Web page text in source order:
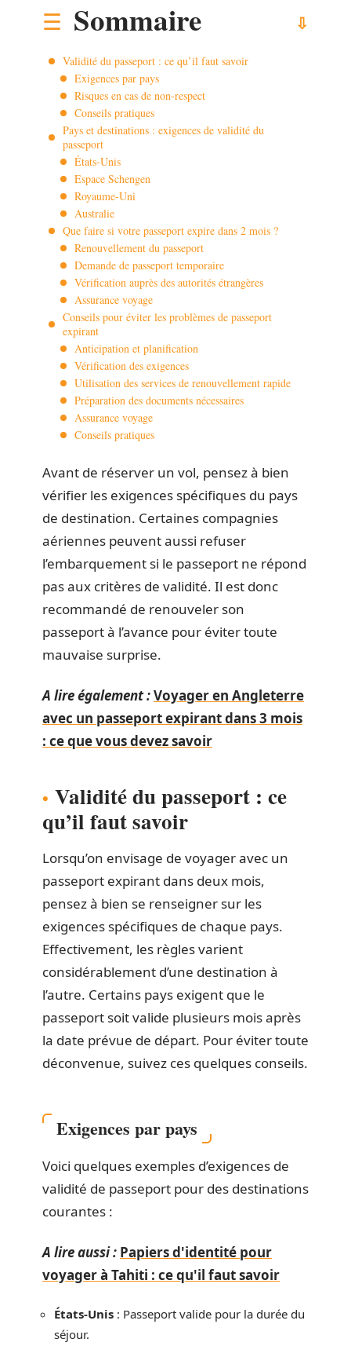
Sommaire
Validité du passeport : ce qu’il faut savoir
Exigences par pays
Risques en cas de non-respect
Conseils pratiques
Pays et destinations : exigences de validité du
passeport
États-Unis
Espace Schengen
Royaume-Uni
Australie
Que faire si votre passeport expire dans 2 mois ?
Renouvellement du passeport
Demande de passeport temporaire
Vérification auprès des autorités étrangères
Assurance voyage
Conseils pour éviter les problèmes de passeport
expirant
Anticipation et planification
Vérification des exigences
Utilisation des services de renouvellement rapide
Préparation des documents nécessaires
Assurance voyage
Conseils pratiques
Avant de réserver un vol, pensez à bien
vérifier les exigences spécifiques du pays
de destination. Certaines compagnies
aériennes peuvent aussi refuser
l’embarquement si le passeport ne répond
pas aux critères de validité. Il est donc
recommandé de renouveler son
passeport à l’avance pour éviter toute
mauvaise surprise.
A lire également :Voyager en Angleterre
avec un passeport expirant dans 3 mois
: ce que vous devez savoir
Validité du passeport : ce
qu’il faut savoir
Lorsqu’on envisage de voyager avec un
passeport expirant dans deux mois,
pensez à bien se renseigner sur les
exigences spécifiques de chaque pays.
Effectivement, les règles varient
considérablement d’une destination à
l’autre. Certains pays exigent que le
passeport soit valide plusieurs mois après
la date prévue de départ. Pour éviter toute
déconvenue, suivez ces quelques conseils.
Exigences par pays
Voici quelques exemples d’exigences de
validité de passeport pour des destinations
courantes :
A lire aussi : Papiers d'identité pour
voyager à Tahiti : ce qu'il faut savoir
États-Unis : Passeport valide pour la durée du
séjour.